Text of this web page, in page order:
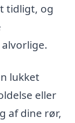
tidligt, og
lukket
eller
af dine rør,